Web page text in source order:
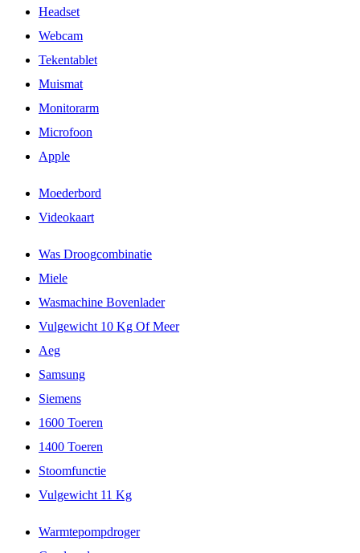
Headset
Webcam
Tekentablet
Muismat
Monitorarm
Microfoon
Apple
Moederbord
Videokaart
Was Droogcombinatie
Miele
Wasmachine Bovenlader
Vulgewicht 10 Kg Of Meer
Aeg
Samsung
Siemens
1600 Toeren
1400 Toeren
Stoomfunctie
Vulgewicht 11 Kg
Warmtepompdroger